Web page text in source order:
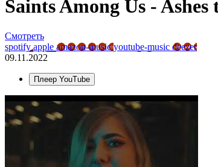
Saints Among Us -
Смотреть
spotifyapple amazon-musicyoutube-music deezer
09.11.2022
Плеер YouTube